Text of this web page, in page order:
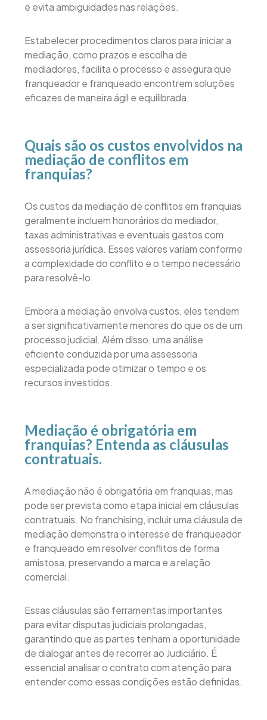
e evita ambiguidades nas relações.
Estabelecer procedimentos claros para iniciar a
mediação, como prazos e escolha de
mediadores, facilita o processo e assegura que
franqueador e franqueado encontrem soluções
eficazes de maneira ágil e equilibrada.
Quais são os custos envolvidos na
mediação de conflitos em
franquias?
Os custos da mediação de conflitos em franquias
geralmente incluem honorários do mediador,
taxas administrativas e eventuais gastos com
assessoria jurídica. Esses valores variam conforme
a complexidade do conflito e o tempo necessário
para resolvê-lo.
Embora a mediação envolva custos, eles tendem
a ser significativamente menores do que os de um
processo judicial. Além disso, uma análise
eficiente conduzida por uma assessoria
especializada pode otimizar o tempo e os
recursos investidos.
Mediação é obrigatória em
franquias? Entenda as cláusulas
contratuais.
A mediação não é obrigatória em franquias, mas
pode ser prevista como etapa inicial em cláusulas
contratuais. No franchising, incluir uma cláusula de
mediação demonstra o interesse de franqueador
e franqueado em resolver conflitos de forma
amistosa, preservando a marca e a relação
comercial.
Essas cláusulas são ferramentas importantes
para evitar disputas judiciais prolongadas,
garantindo que as partes tenham a oportunidade
de dialogar antes de recorrer ao Judiciário. É
essencial analisar o contrato com atenção para
entender como essas condições estão definidas.